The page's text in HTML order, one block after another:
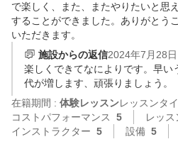
で楽しく、また、またやりたいと思
することができました。ありがとう
いただきます。
施設からの返信2024年7月28日
楽しくできてなによりです。早い
代が増します、頑張りましょう。
在籍期間 : 体験レッスンレッスンタ
コストパフォーマンス
5 レッス
インストラクター 5 設備 5